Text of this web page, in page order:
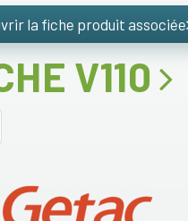
la fiche produit associée
V110